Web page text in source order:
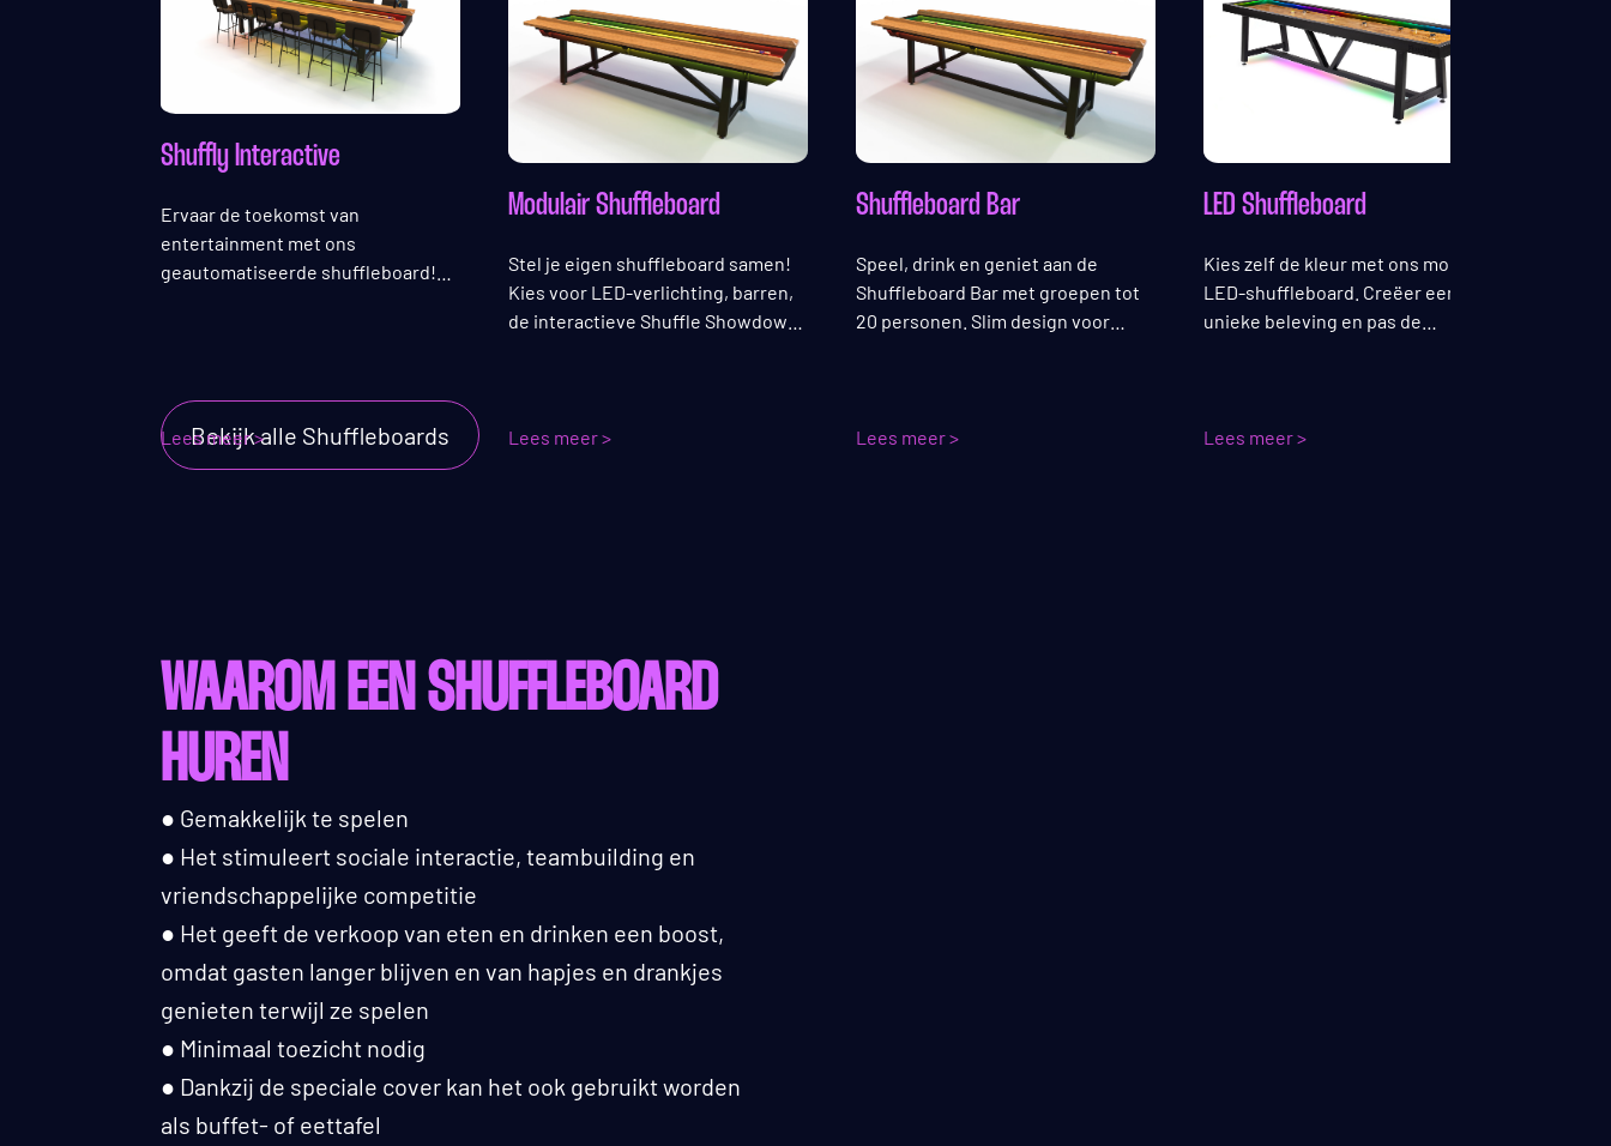
Bekijk alle Shuffleboards
Shuffly Interactive
Ervaar de toekomst van
entertainment met ons
geautomatiseerde shuffleboard!
Lees meer >
Modulair Shuffleboard
Stel je eigen shuffleboard samen!
Kies voor LED-verlichting, barren,
de interactieve Shuffle Showdown,
Lees meer >
Shuffleboard Bar
Speel, drink en geniet aan de
Shuffleboard Bar met groepen tot
20 personen. Slim design voor
Lees meer >
LED Shuffleboard
Kies zelf de kleur met ons moderne
LED-shuffleboard. Creëer een
unieke beleving en pas de
Lees meer >
WAAROM EEN SHUFFLEBOARD
HUREN
● Gemakkelijk te spelen
● Het stimuleert sociale interactie, teambuilding en
vriendschappelijke competitie
● Het geeft de verkoop van eten en drinken een boost,
omdat gasten langer blijven en van hapjes en drankjes
genieten terwijl ze spelen
● Minimaal toezicht nodig
● Dankzij de speciale cover kan het ook gebruikt worden
als buffet- of eettafel